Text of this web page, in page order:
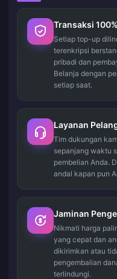
Transaksi
Setiap top-up
terenkripsi
pribadi dan
Belanja dengan
setiap saat.
Layanan
Tim dukungan
sepanjang waktu
pembelian Anda.
andal kapan pun
Jaminan
Nikmati harga
yang cepat dan
dikirimkan atau
pengembalian
terlindungi.